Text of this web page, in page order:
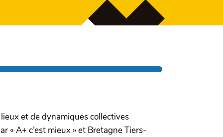
et de dynamiques collectives
« A+ c’est mieux » et Bretagne Tiers-